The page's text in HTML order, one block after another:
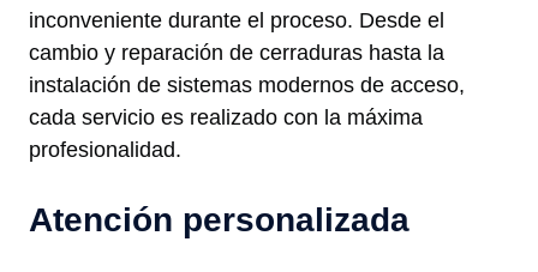
inconveniente durante el proceso. Desde el
cambio y reparación de cerraduras hasta la
instalación de sistemas modernos de acceso,
cada servicio es realizado con la máxima
profesionalidad.
Atención personalizada